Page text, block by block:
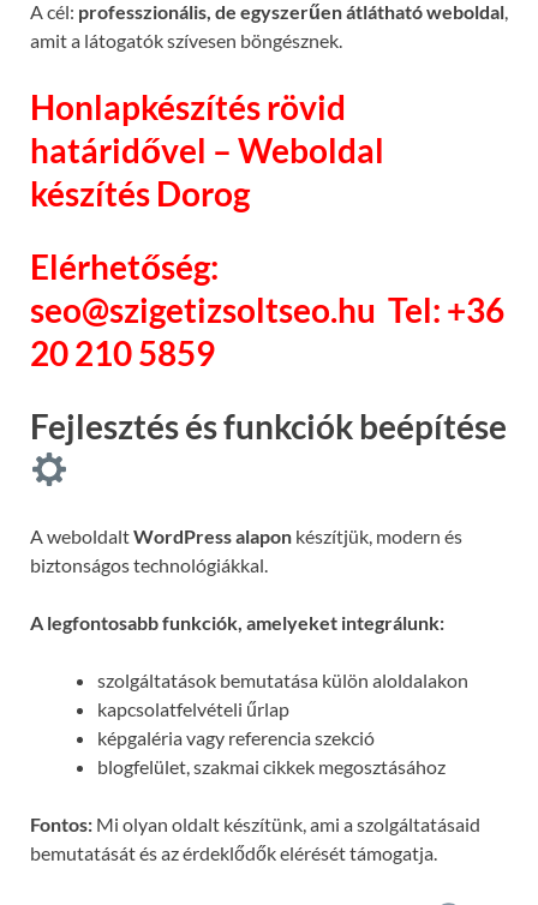
A cél: professzionális, de egyszerűen átlátható weboldal,
amit a látogatók szívesen böngésznek.
Honlapkészítés rövid
határidővel – Weboldal
készítés Dorog
Elérhetőség:
seo@szigetizsoltseo.hu Tel: +36
20 210 5859
Fejlesztés és funkciók beépítése
A weboldaltWordPress alapon készítjük, modern és
biztonságos technológiákkal.
A legfontosabb funkciók, amelyeket integrálunk:
szolgáltatások bemutatása külön aloldalakon
kapcsolatfelvételi űrlap
képgaléria vagy referencia szekció
blogfelület, szakmai cikkek megosztásához
Fontos: Mi olyan oldalt készítünk, ami a szolgáltatásaid
bemutatását és az érdeklődők elérését támogatja.